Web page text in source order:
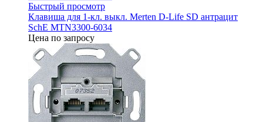
Быстрый просмотр
Клавиша для 1-кл. выкл. Merten D-Life SD антрацит
SchE MTN3300-6034
Цена по запросу